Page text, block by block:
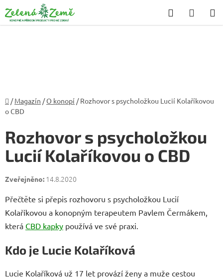
na
obsah
Hledat
KOŠÍK
Domů
/ Magazín /O konopí / Rozhovor s psycholožkou Lucií Kolaříkovou
o CBD
Rozhovor s psycholožkou
Lucií Kolaříkovou o CBD
14.8.2020
Přečtěte si přepis rozhovoru s psycholožkou Lucií
Kolaříkovou a konopným terapeutem Pavlem Čermákem,
která CBD kapky používá ve své praxi.
Kdo je Lucie Kolaříková
Lucie Kolaříková už 17 let provází ženy a muže cestou